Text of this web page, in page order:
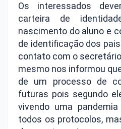
Os interessados
carteira de
nascimento do aluno e
de identificação dos
contato com o
mesmo nos informou
de um processo de
futuras pois segundo
vivendo uma
todos os protocolos,